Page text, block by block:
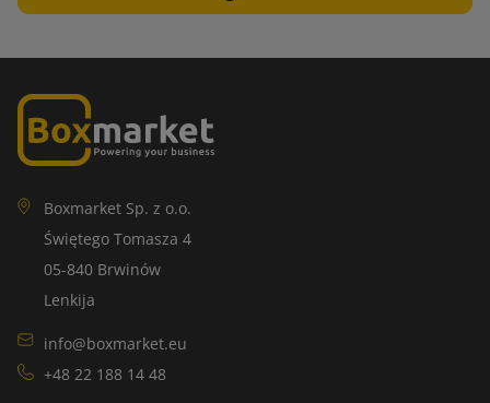
Boxmarket Sp. z o.o.
Świętego Tomasza 4
05-840 Brwinów
Lenkija
info@boxmarket.eu
+48 22 188 14 48